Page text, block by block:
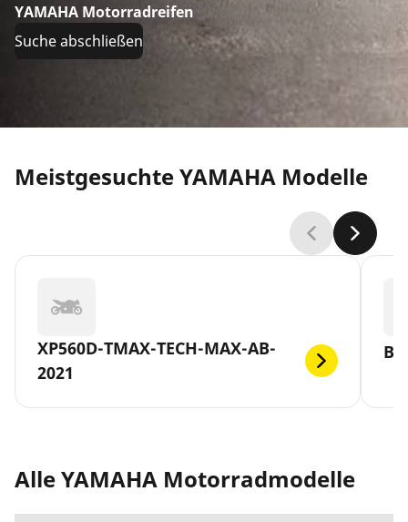
YAMAHA Motorradreifen
Suche abschließen
Meistgesuchte YAMAHA Modelle
XP560D-TMAX-TECH-MAX-AB-
2021
Alle YAMAHA Motorradmodelle